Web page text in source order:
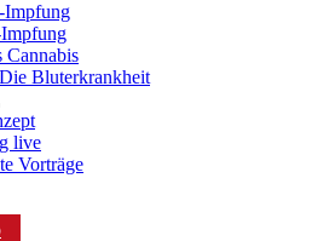
Impfung
Cannabis
Bluterkrankheit
live
Vorträge